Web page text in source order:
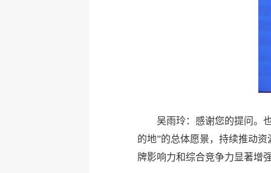
吴雨玲：感谢您的提问。
的地”的总体愿景，持续推动
牌影响力和综合竞争力显著增